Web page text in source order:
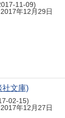
11-09)
年12月29日
社文庫)
02-15)
年12月27日